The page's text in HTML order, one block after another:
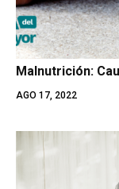
Malnutrición:
AGO 17, 2022